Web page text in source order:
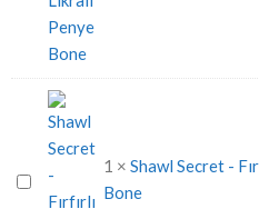
Secret
Likralı
Penye
Bone
Shawl
Secret
1 × Shawl Secret -
Bone